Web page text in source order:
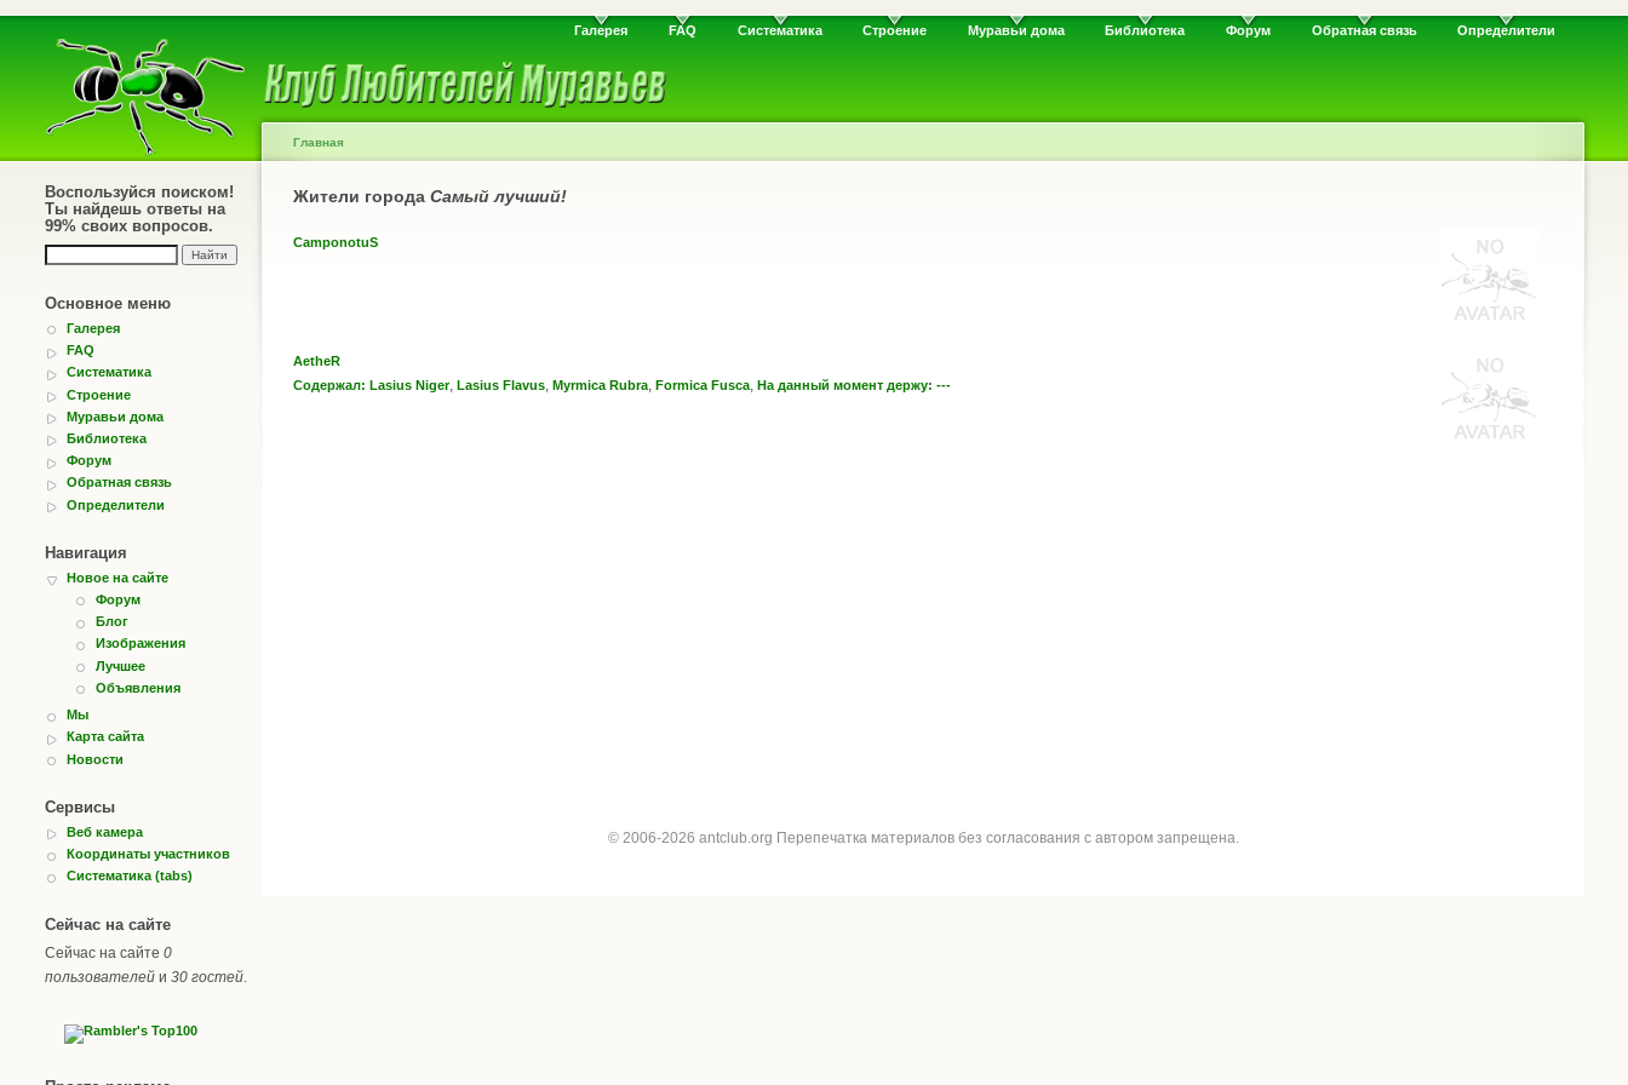
Галерея FAQ Систематика Строение Муравьи дома Библиотека Форум Обратная связь Определители
Воспользуйся поиском!
Ты найдешь ответы на
99% своих вопросов.
Основное меню
Галерея
FAQ
Систематика
Строение
Муравьи дома
Библиотека
Форум
Обратная связь
Определители
Навигация
Новое на сайте
Форум
Блог
Изображения
Лучшее
Объявления
Мы
Карта сайта
Новости
Сервисы
Веб камера
Координаты участников
Систематика (tabs)
Сейчас на сайте
Сейчас на сайте 0
пользователей и 30 гостей
Главная
Жители города Самый лучший!
CamponotuS
AetheR
Содержал: Lasius Niger, Lasius Flavus, Myrmica Rubra, Formica Fusca, На данный момент держу: ---
© 2006-2026 antclub.org Перепечатка материалов без согласования с автором запрещена.